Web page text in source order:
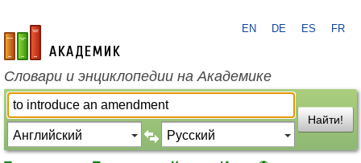
academic.ru
EN DE ES FR
Словари и энциклопедии на Академике
Найти!